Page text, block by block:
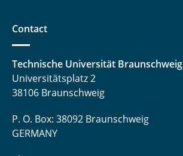
Contact
Technische Universität Braunschweig
Universitätsplatz 2
38106 Braunschweig
P. O. Box: 38092 Braunschweig
GERMANY